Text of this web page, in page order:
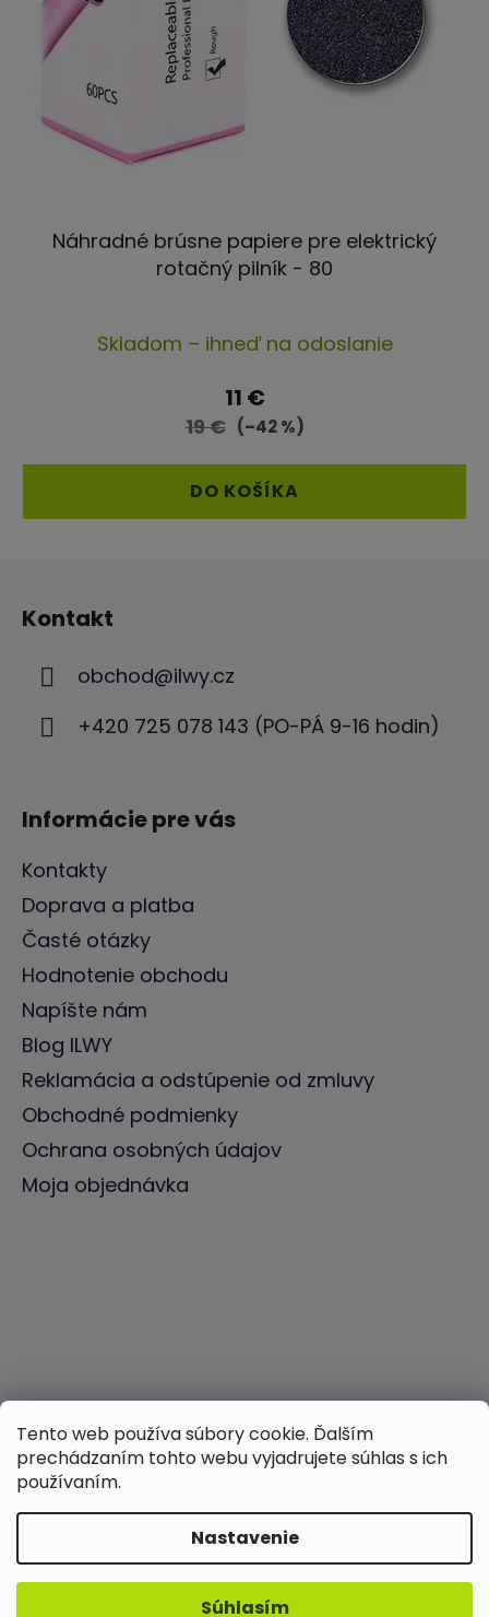
Tento web používa súbory cookie. Ďalším
prechádzaním tohto webu vyjadrujete súhlas s ich
používaním.
Nastavenie
Súhlasím
Náhradné brúsne papiere pre elektrický
rotačný pilník - 80
Skladom – ihneď na odoslanie
11 €
19 € (–42 %)
DO KOŠÍKA
Kontakt
obchod@ilwy.cz
+420 725 078 143 (PO-PÁ 9-16 hodin)
Informácie pre vás
Kontakty
Doprava a platba
Časté otázky
Hodnotenie obchodu
Napíšte nám
Blog ILWY
Reklamácia a odstúpenie od zmluvy
Obchodné podmienky
Ochrana osobných údajov
Moja objednávka
Vytvoril Shoptet
Copyright 2026ILWY. Všetky práva